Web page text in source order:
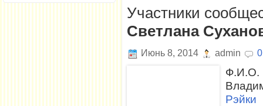
Участники
Светлана
Июнь 8, 2014 admin
Ф.И.О.
Рэйки